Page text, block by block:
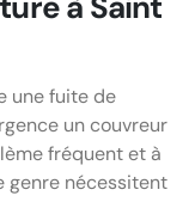
une fuite de
un couvreur
fréquent et à
genre nécessitent